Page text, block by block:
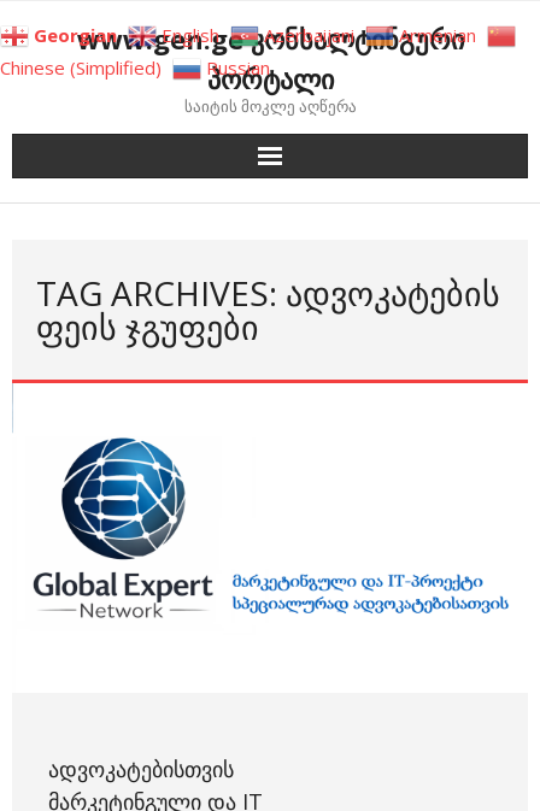
to
content
www.gen.ge კონსალტინგური
პორტალი
საიტის მოკლე აღწერა
TAG ARCHIVES: ᲐᲓᲕᲝᲙᲐᲢᲔᲑᲘᲡ
ᲤᲔᲘᲡ ᲯᲒᲣᲤᲔᲑᲘ
ᲐᲓᲕᲝᲙᲐᲢᲔᲑᲘᲡᲗᲕᲘᲡ
ᲛᲐᲠᲙᲔᲢᲘᲜᲒᲣᲚᲘ ᲓᲐ IT
Georgian English Azerbaijani
Armenian
Chinese (Simplified)
Russian